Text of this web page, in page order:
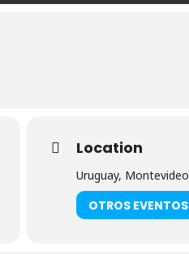
Location
Uruguay, Montevideo
OTROS EVENTOS